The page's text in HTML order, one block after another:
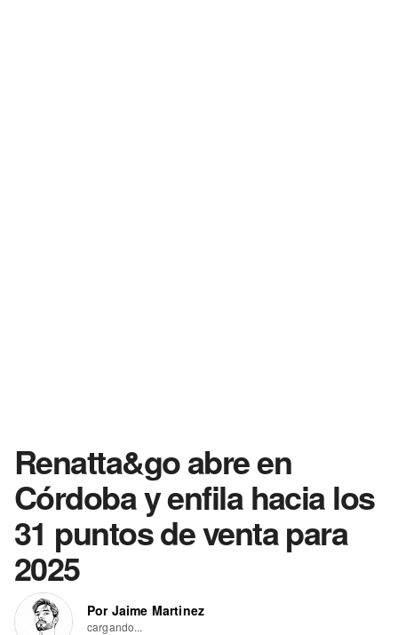
Renatta&go abre en
Córdoba y enfila hacia los
31 puntos de venta para
2025
Por Jaime Martinez
cargando...